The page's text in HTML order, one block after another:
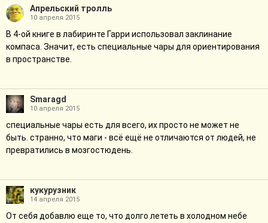
Апрельский тролль
10 апреля 2015
В 4-ой книге в лабиринте Гарри использовал заклинание
компаса. Значит, есть специальные чары для ориентирования
в пространстве.
Smaragd
10 апреля 2015
специальные чары есть для всего, их просто не может не
быть. странно, что маги - всё ещё не отличаются от людей, не
превратились в мозгостюдень.
кукурузник
14 апреля 2015
От себя добавлю еще то, что долго лететь в холодном небе